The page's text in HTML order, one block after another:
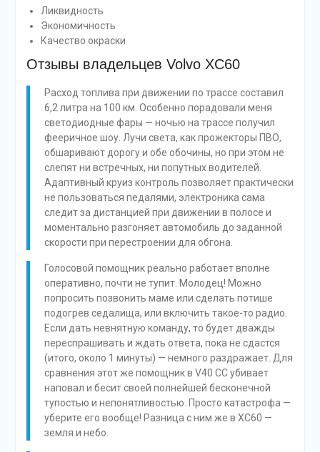
Ликвидность
Экономичность
Качество окраски
Отзывы владельцев Volvo XC60
Расход топлива при движении по трассе составил
6,2 литра на 100 км. Особенно порадовали меня
светодиодные фары — ночью на трассе получил
фееричное шоу. Лучи света, как прожекторы ПВО,
обшаривают дорогу и обе обочины, но при этом не
слепят ни встречных, ни попутных водителей.
Адаптивный круиз контроль позволяет практически
не пользоваться педалями, электроника сама
следит за дистанцией при движении в полосе и
моментально разгоняет автомобиль до заданной
скорости при перестроении для обгона.
Голосовой помощник реально работает вполне
оперативно, почти не тупит. Молодец! Можно
попросить позвонить маме или сделать потише
подогрев седалища, или включить такое-то радио.
Если дать невнятную команду, то будет дважды
переспрашивать и ждать ответа, пока не сдастся
(итого, около 1 минуты) — немного раздражает. Для
сравнения этот же помощник в V40 СС убивает
наповал и бесит своей полнейшей бесконечной
тупостью и непонятливостью. Просто катастрофа —
уберите его вообще! Разница с ним же в XC60 —
земля и небо.